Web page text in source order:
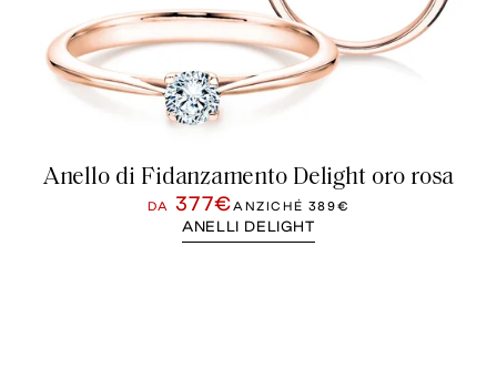
Anello di Fidanzamento Delight oro rosa
DA 377€ANZICHÉ 389€
ANELLI DELIGHT